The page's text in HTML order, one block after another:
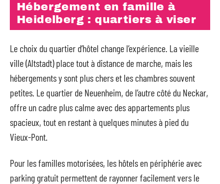
Hébergement en famille à
Heidelberg : quartiers à viser
Le choix du quartier d’hôtel change l’expérience. La vieille
ville (Altstadt) place tout à distance de marche, mais les
hébergements y sont plus chers et les chambres souvent
petites. Le quartier de Neuenheim, de l’autre côté du Neckar,
offre un cadre plus calme avec des appartements plus
spacieux, tout en restant à quelques minutes à pied du
Vieux-Pont.
Pour les familles motorisées, les hôtels en périphérie avec
parking gratuit permettent de rayonner facilement vers le